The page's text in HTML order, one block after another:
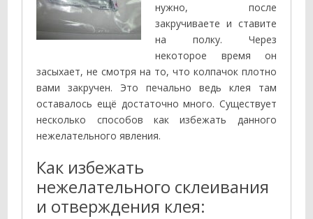
нужно, после
закручиваете и ставите
на полку. Через
некоторое время он
засыхает, не смотря на то, что колпачок плотно
вами закручен. Это печально ведь клея там
оставалось ещё достаточно много. Существует
несколько способов как избежать данного
нежелательного явления.
Как избежать
нежелательного склеивания
и отверждения клея: